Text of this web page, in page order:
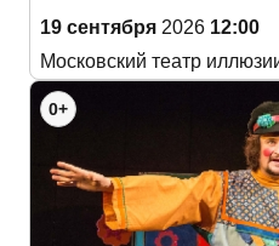
19 сентября 2026 12:00
Московский театр
0+